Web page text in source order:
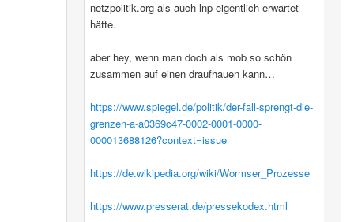
netzpolitik.org als auch lnp eigentlich erwartet
hätte.
aber hey, wenn man doch als mob so schön
zusammen auf einen draufhauen kann…
https://www.spiegel.de/politik/der-fall-sprengt-die-
grenzen-a-a0369c47-0002-0001-0000-
000013688126?context=issue
https://de.wikipedia.org/wiki/Wormser_Prozesse
https://www.presserat.de/pressekodex.html